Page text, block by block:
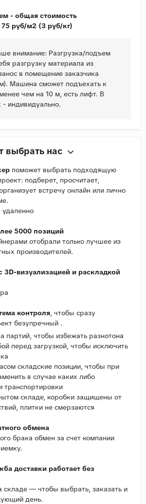
- общая стоимость
75 руб/м2 (3 руб/кг)
внимание: Разгрузка/подъем
разгрузку материала из
в помещение заказчика
Машина сможет подъехать к
чем на 10 м, есть лифт. В
- индивидуально.
выбрать нас
поможет выбрать подходящую
подберет, просчитает,
встречу онлайн или лично
удаленно
5000 позиций
отобрали только лучшее из
производителей.
3D-визуализацией и раскладкой
контроля , чтобы сразу
безупречный .
партий, чтобы избежать разнотона
перед загрузкой, чтобы исключить
складские позиции, чтобы при
в случае каких либо
транспортировки
складе, коробки защищены от
плитки не смерзаются
обмена
брака обмен за счет компании
доставки работает без
складе — чтобы выбрать, заказать и
день.